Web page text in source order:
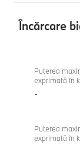
Încărcare
bidirecțională
Puterea
exprimată în
-
Puterea
exprimată în